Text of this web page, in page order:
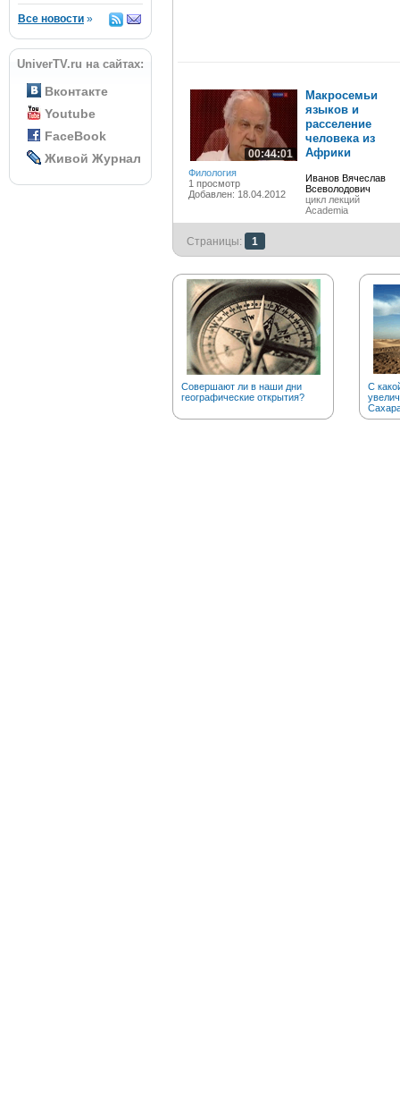
Все новости »
UniverTV.ru на сайтах:
Вконтакте
Youtube
FaceBook
Живой Журнал
00:44:01
Филология
1 просмотр
Добавлен: 18.04.2012
Макросемьи
языков и
расселение
человека из
Африки
Иванов Вячеслав
Всеволодович
цикл лекций
Academia
Страницы: 1
Совершают ли в наши дни
географические открытия?
С